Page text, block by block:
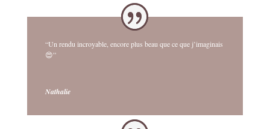
“Un rendu incroyable, encore plus beau que ce que j’imaginais
😍”
Nathalie